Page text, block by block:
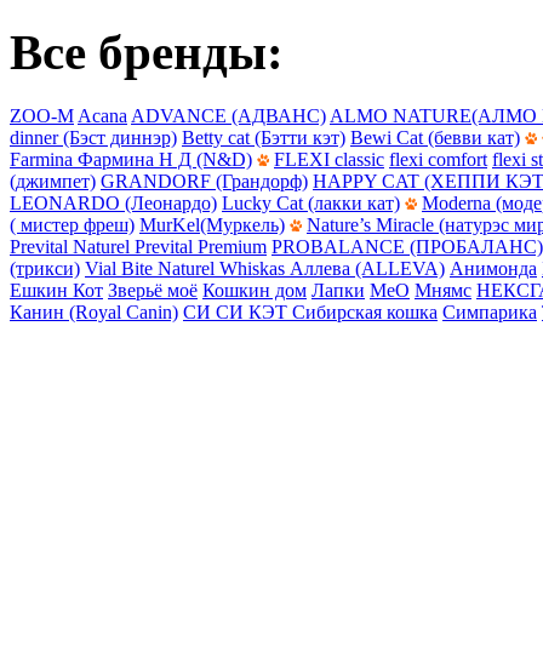
Все бренды:
ZOO-M Acana ADVANCE (АДВАНС) ALMO
dinner (Бэст диннэр) Betty cat (Бэтти кэт) Bewi Cat (бевви кат)
Farmina Фармина Н Д (N&D)
FLEXI classic flexi comfort flexi
(джимпет) GRANDORF (Грандорф) HAPPY CAT (ХЕППИ
LEONARDO (Леонардо) Lucky Cat (лакки кат)
Moderna
( мистер фреш) MurKel(Муркель)
Nature’s Miracle (натурэс
Prevital Naturel Prevital Premium PROBALANCE (ПРОБАЛАНС)
(трикси) Vial Bite Naturel Whiskas Аллева (ALLEVA) Анимонда
Ешкин Кот Зверьё моё Кошкин дом Лапки МеО Мнямс
Канин (Royal Canin) СИ СИ КЭТ Сибирская кошка Симпарика